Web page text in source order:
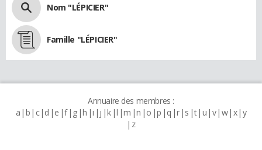
Nom "LÉPICIER"
Famille "LÉPICIER"
Annuaire des membres :
a b c d e f g h i j k l m n o p q r s t u v w x y
z